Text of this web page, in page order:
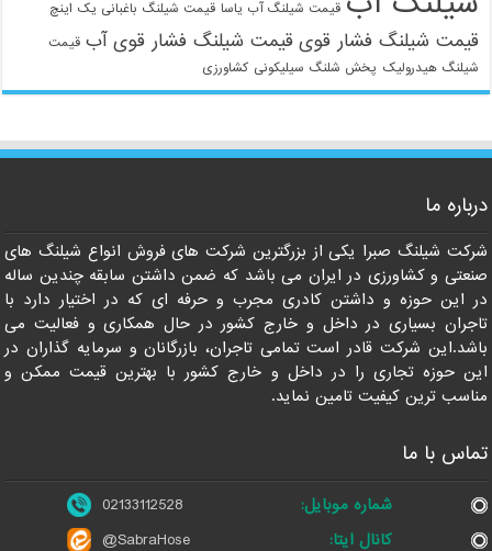
قیمت شیلنگ آب یاسا قیمت شیلنگ باغبانی یک اینچ
قیمت شیلنگ فشار قوی قیمت شیلنگ فشار قوی آب قیمت
شیلنگ هیدرولیک پخش شلنگ سیلیکونی کشاورزی
درباره ما
شرکت شیلنگ صبرا یکی از بزرگترین شرکت های فروش انواع شیلنگ های
صنعتی و کشاورزی در ایران می باشد که ضمن داشتن سابقه چندین ساله
در این حوزه و داشتن کادری مجرب و حرفه ای که در اختیار دارد با
تاجران بسیاری در داخل و خارج کشور در حال همکاری و فعالیت می
باشد.این شرکت قادر است تمامی تاجران، بازرگانان و سرمایه گذاران در
این حوزه تجاری را در داخل و خارج کشور با بهترین قیمت ممکن و
مناسب ترین کیفیت تامین نماید.
تماس با ما
شماره موبایل:
02133112528
کانال ایتا:
@SabraHose